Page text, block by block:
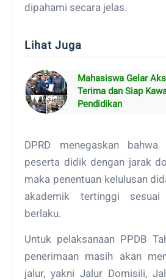
dipahami secara jelas.
Lihat Juga
Mahasiswa Gelar
Terima dan Siap
Pendidikan
DPRD menegaskan
peserta didik dengan jarak
maka penentuan kelulusan
akademik tertinggi sesuai
berlaku.
Untuk pelaksanaan PPDB
penerimaan masih akan
jalur, yakni Jalur Domisili,